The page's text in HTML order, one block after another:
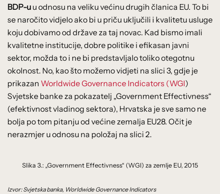
BDP-u u odnosu na veliku većinu drugih članica EU. To bi
se naročito vidjelo ako bi u priču uključili i kvalitetu usluge
koju dobivamo od države za taj novac. Kad bismo imali
kvalitetne institucije, dobre politike i efikasan javni
sektor, možda to i ne bi predstavljalo toliko otegotnu
okolnost. No, kao što možemo vidjeti na slici 3, gdje je
prikazan Worldwide Governance Indicators (WGI)
Svjetske banke za pokazatelj „Government Effectivness“
(efektivnost vladinog sektora), Hrvatska je sve samo ne
bolja po tom pitanju od većine zemalja EU28. Očit je
nerazmjer u odnosu na položaj na slici 2.
Slika 3.: „Government Effectivness“ (WGI) za zemlje EU, 2015
Izvor: Svjetska banka, Worldwide Governance Indicators